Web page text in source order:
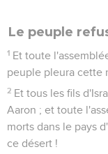
Le peuple
1 Et toute
peuple pleura cette
2 Et tous les fils
Aaron ; et toute
morts dans le pays
ce désert !